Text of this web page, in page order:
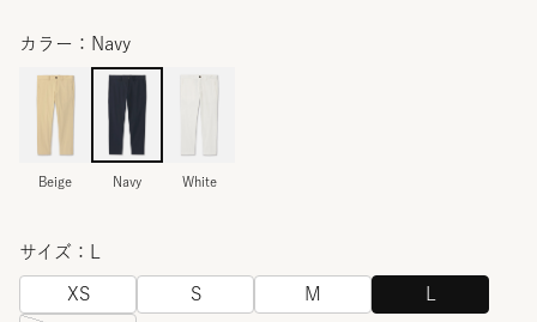
カラー：Navy
Beige Navy White
サイズ：L
XS S M